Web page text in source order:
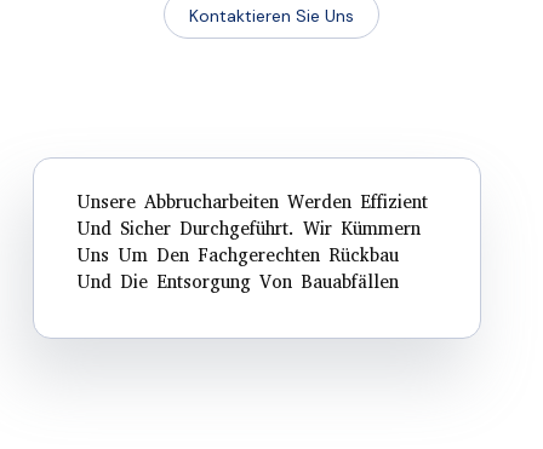
Kontaktieren Sie Uns
Unsere Abbrucharbeiten Werden Effizient
Und Sicher Durchgeführt. Wir Kümmern
Uns Um Den Fachgerechten Rückbau
Und Die Entsorgung Von Bauabfällen